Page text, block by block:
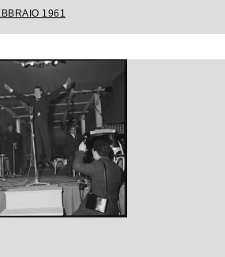
1961